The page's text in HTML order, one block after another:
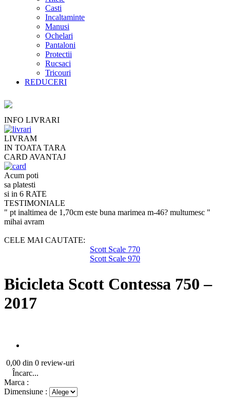
Casti
Incaltaminte
Manusi
Ochelari
Pantaloni
Protectii
Rucsaci
Tricouri
REDUCERI
INFO LIVRARI
LIVRAM
IN TOATA TARA
CARD AVANTAJ
Acum poti
sa platesti
si in 6 RATE
TESTIMONIALE
" pt inaltimea de 1,70cm este buna marimea m-46? multumesc "
mihai avram
CELE MAI CAUTATE:
Scott Scale 770
Scott Scale 970
Bicicleta Scott Contessa 750 –
2017
0,00 din 0 review-uri
Încarc...
Marca :
Dimensiune :